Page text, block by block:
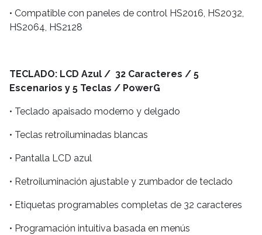
• Compatible con paneles de control HS2016, HS2032,
HS2064, HS2128
TECLADO: LCD Azul / 32 Caracteres / 5
Escenarios y 5 Teclas / PowerG
• Teclado apaisado moderno y delgado
• Teclas retroiluminadas blancas
• Pantalla LCD azul
• Retroiluminación ajustable y zumbador de teclado
• Etiquetas programables completas de 32 caracteres
• Programación intuitiva basada en menús